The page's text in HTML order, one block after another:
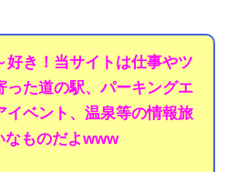
好き！当サイトは仕事やツ
った道の駅、パーキングエ
イベント、温泉等の情報旅
なものだよwww